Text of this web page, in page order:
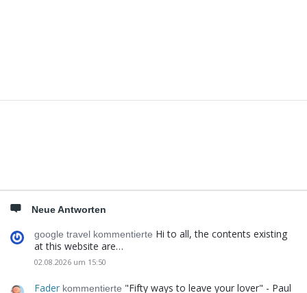
Neue Antworten
google travel kommentierte Hi to all, the contents existing
at this website are…
02.08.2026 um 15:50
Fader kommentierte "Fifty ways to leave your lover" - Paul